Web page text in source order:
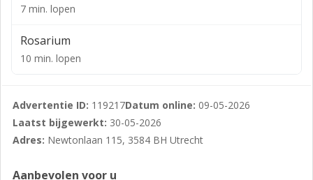
De metrages zijn inclusief omslag algemene ruimte en
worden na realisatie opnieuw ingemeten conform NEN
CONCEPT
Finest Offices staat voor hoogwaardige, turn-key
kantoorruimten met een sterke focus op uitstraling en
7 min. lopen
Rosarium
10 min. lopen
Advertentie ID: 119217Datum online: 09-05-2026
Laatst bijgewerkt: 30-05-2026
Adres: Newtonlaan 115, 3584 BH Utrecht
Aanbevolen voor u